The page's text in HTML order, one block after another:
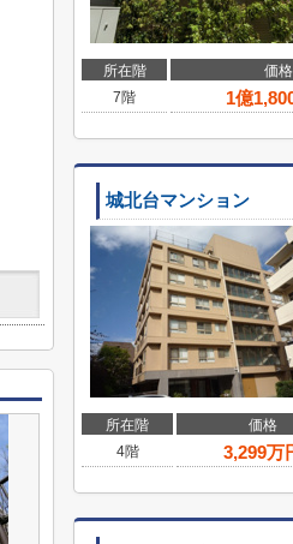
所在階
価格
7階
1億
城北台マンション
所在階
価格
4階
3,299万